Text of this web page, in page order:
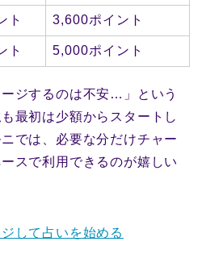
ト 3,600ポイント
ト 5,000ポイント
ージするのは不安…」という
最初は少額からスタートし
では、必要な分だけチャー
スで利用できるのが嬉しい
して占いを始める